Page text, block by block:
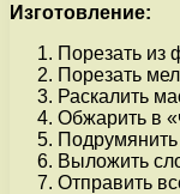
Изготовление:
Порезать из
Порезать
Раскалить
Обжарить в
Подрумянить
Выложить
Отправить